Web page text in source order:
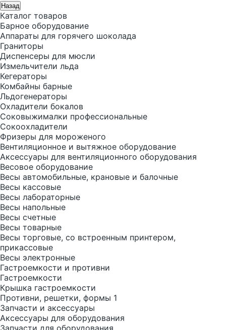
Назад
Каталог товаров
Барное оборудование
Аппараты для горячего шоколада
Граниторы
Диспенсеры для мюсли
Измельчители льда
Кегераторы
Комбайны барные
Льдогенераторы
Охладители бокалов
Соковыжималки профессиональные
Сокоохладители
Фризеры для мороженого
Вентиляционное и вытяжное оборудование
Аксессуары для вентиляционного оборудования
Весовое оборудование
Весы автомобильные, крановые и балочные
Весы кассовые
Весы лабораторные
Весы напольные
Весы счетные
Весы товарные
Весы торговые, со встроенным принтером,
прикассовые
Весы электронные
Гастроемкости и противни
Гастроемкости
Крышка гастроемкости
Противни, решетки, формы 1
Запчасти и аксессуары
Аксессуары для оборудования
Запчасти для оборудования